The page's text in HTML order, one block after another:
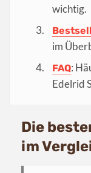
wichtig.
im
FAQ:
Edelrid
Die
im